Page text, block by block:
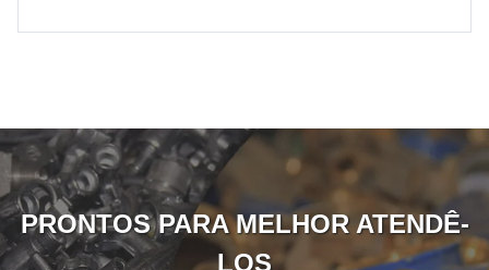
PRONTOS PARA MELHOR ATENDÊ-
LOS